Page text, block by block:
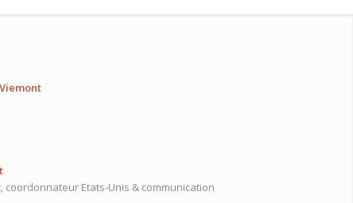
coordonnateur Etats-Unis & communication